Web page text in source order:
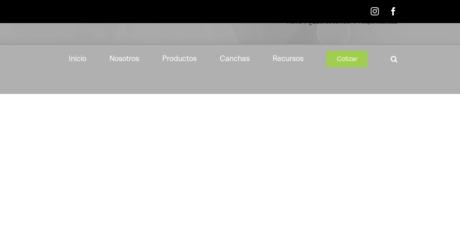
Instagram
Inicio Nosotros Productos Canchas Recursos Cotizar
Home ¿Quiénes somos? Responsabilidad